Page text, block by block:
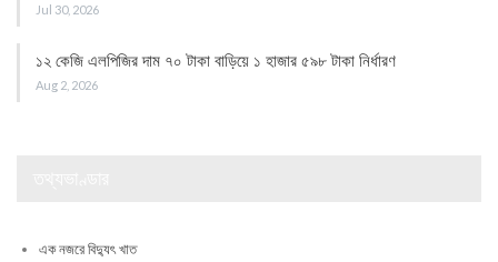
Jul 30, 2026
১২ কেজি এলপিজির দাম ৭০ টাকা বাড়িয়ে ১ হাজার ৫৯৮ টাকা নির্ধারণ
Aug 2, 2026
এক নজরে বিদ্যুৎ খাত